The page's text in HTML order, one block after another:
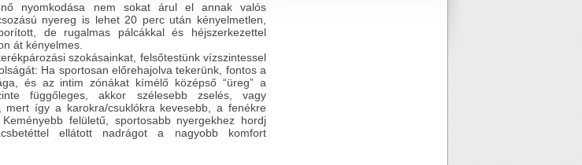
nyomkodása nem sokat árul el annak valós
nyereg is lehet 20 perc után kényelmetlen,
de rugalmas pálcákkal és héjszerkezettel
át kényelmes.
szokásainkat, felsőtestünk vízszintessel
Ha sportosan előrehajolva tekerünk, fontos a
és az intim zónákat kímélő középső “üreg” a
függőleges, akkor szélesebb zselés, vagy
mert így a karokra/csuklókra kevesebb, a fenékre
felületű, sportosabb nyergekhez hordj
ellátott nadrágot a nagyobb komfort